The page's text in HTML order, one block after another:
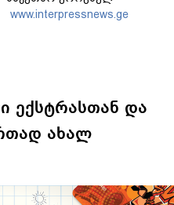
ინტერესებს
უპირისპირდება, ყველამ
www.interpressnews.ge
ექსტრასთან და
ახალ